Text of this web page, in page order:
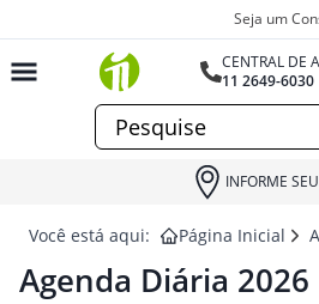
Seja um
CENTRAL DE
11 2649-6030
INFORME
Você está aqui: Página Inicial
Agenda Diária